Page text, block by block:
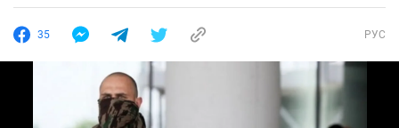
35 РУС